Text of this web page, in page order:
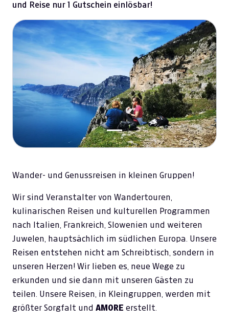
und Reise nur 1 Gutschein einlösbar!
Wander- und Genussreisen in kleinen Gruppen!
Wir sind Veranstalter von Wandertouren,
kulinarischen Reisen und kulturellen Programmen
nach Italien, Frankreich, Slowenien und weiteren
Juwelen, hauptsächlich im südlichen Europa. Unsere
Reisen entstehen nicht am Schreibtisch, sondern in
unseren Herzen! Wir lieben es, neue Wege zu
erkunden und sie dann mit unseren Gästen zu
teilen. Unsere Reisen, in Kleingruppen, werden mit
größter Sorgfalt und AMORE erstellt.